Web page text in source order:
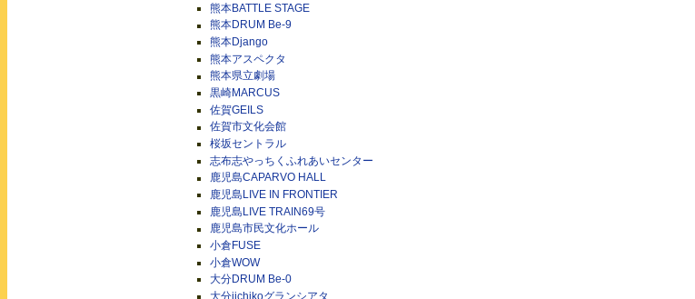
熊本BATTLE STAGE
熊本DRUM Be-9
熊本Django
熊本アスペクタ
熊本県立劇場
黒崎MARCUS
佐賀GEILS
佐賀市文化会館
桜坂セントラル
志布志やっちくふれあいセンター
鹿児島CAPARVO HALL
鹿児島LIVE IN FRONTIER
鹿児島LIVE TRAIN69号
鹿児島市民文化ホール
小倉FUSE
小倉WOW
大分DRUM Be-0
大分iichikoグランシアタ